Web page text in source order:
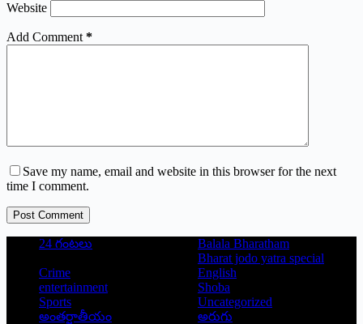
Website
Add Comment *
Save my name, email and website in this browser for the next
time I comment.
Post Comment
24 గంటలు
Balala Bharatham
Bharat jodo yatra special
Crime
English
entertainment
Shoba
Sports
Uncategorized
అంతర్జాతీయం
అరుగు